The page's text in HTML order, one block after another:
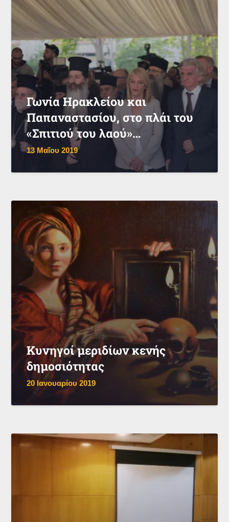
Γωνία Ηρακλείου και
Παπαναστασίου, στο πλάι του
«Σπιτιού του λαού»…
13 Μαΐου 2019
Κυνηγοί μεριδίων κενής
δημοσιότητας
20 Ιανουαρίου 2019